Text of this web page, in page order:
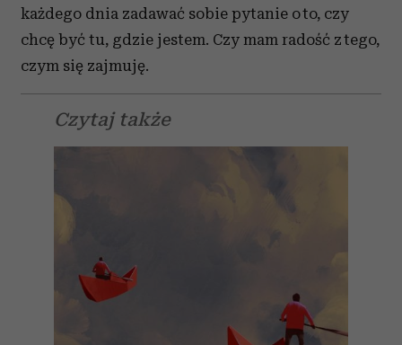
każdego dnia zadawać sobie pytanie o to, czy
chcę być tu, gdzie jestem. Czy mam radość z tego,
czym się zajmuję.
Czytaj także